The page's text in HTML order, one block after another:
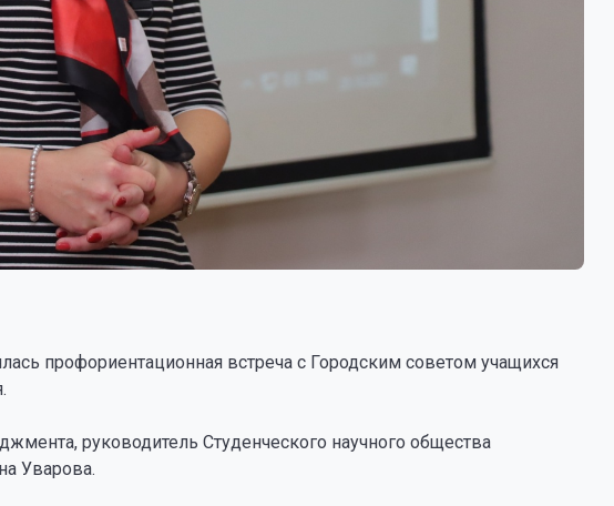
профориентационная встреча с Городским советом учащихся
руководитель Студенческого научного общества
Уварова.